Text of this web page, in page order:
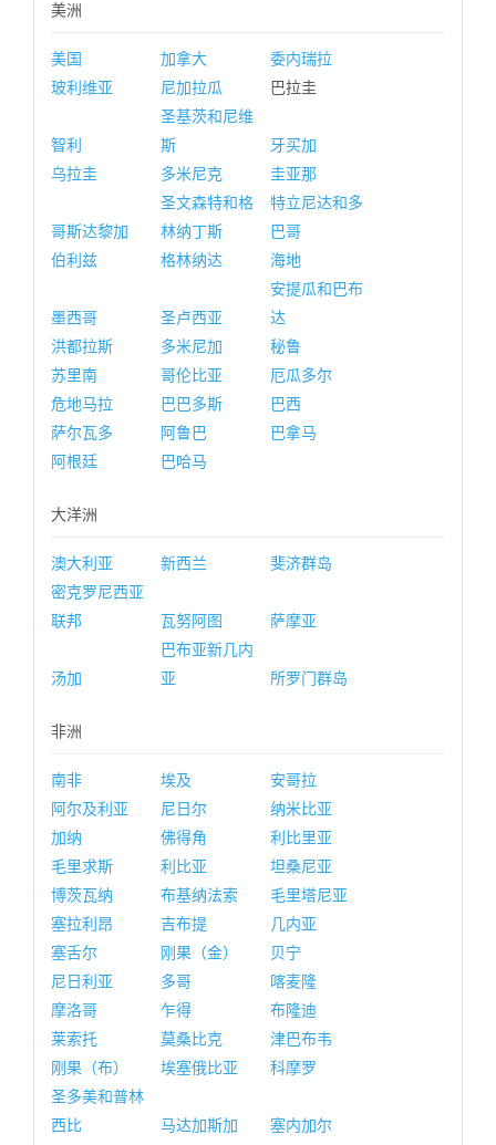
美洲
美国 加拿大
委内瑞拉
玻利维亚
尼加拉瓜 巴拉圭
智利
圣基茨和尼维
斯
牙买加
乌拉圭
多米尼克 圭亚那
哥斯达黎加
圣文森特和格
林纳丁斯
特立尼达和多
巴哥
伯利兹
格林纳达 海地
墨西哥 圣卢西亚
安提瓜和巴布
达
洪都拉斯
多米尼加
秘鲁
苏里南
哥伦比亚
厄瓜多尔
危地马拉
巴巴多斯
巴西
萨尔瓦多
阿鲁巴
巴拿马
阿根廷
巴哈马
大洋洲
澳大利亚 新西兰
斐济群岛
密克罗尼西亚
联邦
瓦努阿图 萨摩亚
汤加
巴布亚新几内
亚
所罗门群岛
非洲
南非 埃及
安哥拉
阿尔及利亚
尼日尔
纳米比亚
加纳
佛得角
利比里亚
毛里求斯
利比亚
坦桑尼亚
博茨瓦纳
布基纳法索
毛里塔尼亚
塞拉利昂
吉布提
几内亚
塞舌尔
刚果（金）
贝宁
尼日利亚
多哥
喀麦隆
摩洛哥
乍得
布隆迪
莱索托
莫桑比克
津巴布韦
刚果（布）
埃塞俄比亚
科摩罗
圣多美和普林
西比
马达加斯加 塞内加尔